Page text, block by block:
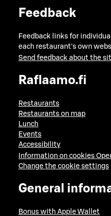
Feedback
Feedback links for
each restaurant's own
Send feedback about the
Raflaamo.fi
Restaurants
Restaurants on map
Lunch
Events
Accessibility
Information on cookies
Change the cookie settings
General
Bonus with Apple Wallet